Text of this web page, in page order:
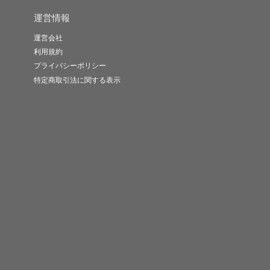
運営情報
運営会社
利用規約
プライバシーポリシー
特定商取引法に関する表示